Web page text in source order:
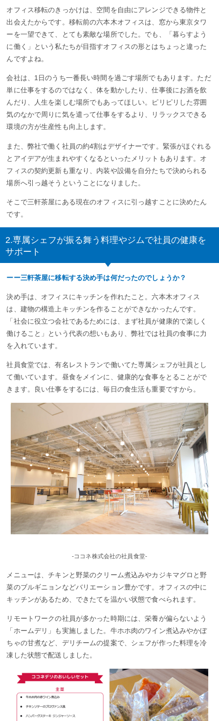
オフィス移転のきっかけは、空間を自由にアレンジできる物件と
出会えたからです。移転前の六本木オフィスは、窓から東京タワ
ーを一望できて、とても素敵な場所でした。でも、「暮らすよう
に働く」という私たちが目指すオフィスの形とはちょっと違った
んですよね。
会社は、1日のうち一番長い時間を過ごす場所でもあります。ただ
単に仕事をするのではなく、体を動かしたり、仕事後にお酒を飲
んだり、人生を楽しむ場所でもあってほしい。ピリピリした雰囲
気のなかで周りに気を遣って仕事をするより、リラックスできる
環境の方が生産性も向上します。
また、弊社で働く社員の約4割はデザイナーです。緊張がほぐれる
とアイデアが生まれやすくなるといったメリットもあります。オ
フィスの契約更新も重なり、内装や設備を自分たちで決められる
場所へ引っ越そうということになりました。
そこで三軒茶屋にある現在のオフィスに引っ越すことに決めたん
です。
2.専属シェフが振る舞う料理やジムで社員の健康を
サポート
ーー三軒茶屋に移転する決め手は何だったのでしょうか？
決め手は、オフィスにキッチンを作れたこと。六本木オフィス
は、建物の構造上キッチンを作ることができなかったんです。
「社会に役立つ会社であるためには、まず社員が健康的で楽しく
働けること」という代表の想いもあり、弊社では社員の食事に力
を入れています。
社員食堂では、有名レストランで働いてた専属シェフが社員とし
て働いています。昼食をメインに、健康的な食事をとることがで
きます。良い仕事をするには、毎日の食生活も重要ですから。
-ココネ株式会社の社員食堂-
メニューは、チキンと野菜のクリーム煮込みやカジキマグロと野
菜のブルギニョンなどバリエーション豊かです。オフィスの中に
キッチンがあるため、できたてを温かい状態で食べられます。
リモートワークの社員が多かった時期には、栄養が偏らないよう
「ホームデリ」も実施しました。牛ホホ肉のワイン煮込みやかぼ
ちゃの甘煮など、デリチームの提案で、シェフが作った料理を冷
凍した状態で配送しました。